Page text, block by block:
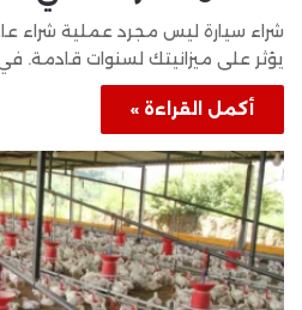
شراء سيارة ليس مجرد عملية شراء
يؤثر على ميزانيتك لسنوات قادمة.
أكمل القراءة »